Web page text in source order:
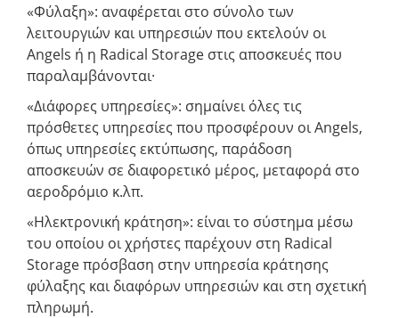
«Φύλαξη»: αναφέρεται στο σύνολο των
λειτουργιών και υπηρεσιών που εκτελούν οι
Angels ή η Radical Storage στις αποσκευές που
παραλαμβάνονται·
«Διάφορες υπηρεσίες»: σημαίνει όλες τις
πρόσθετες υπηρεσίες που προσφέρουν οι Angels,
όπως υπηρεσίες εκτύπωσης, παράδοση
αποσκευών σε διαφορετικό μέρος, μεταφορά στο
αεροδρόμιο κ.λπ.
«Ηλεκτρονική κράτηση»: είναι το σύστημα μέσω
του οποίου οι χρήστες παρέχουν στη Radical
Storage πρόσβαση στην υπηρεσία κράτησης
φύλαξης και διαφόρων υπηρεσιών και στη σχετική
πληρωμή.